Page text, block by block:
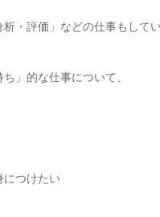
・評価」などの仕事もして
」的な仕事について、
につけたい